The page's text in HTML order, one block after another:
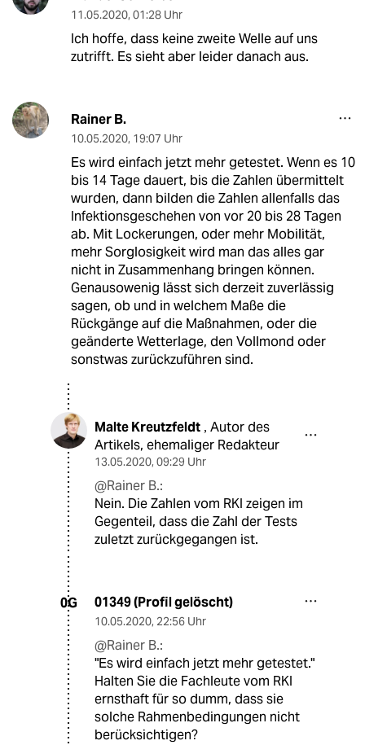
11.05.2020, 01:28 Uhr
Ich hoffe, dass keine zweite Welle auf uns
zutrifft. Es sieht aber leider danach aus.
Rainer B.
10.05.2020, 19:07 Uhr
Es wird einfach jetzt mehr getestet. Wenn es 10
bis 14 Tage dauert, bis die Zahlen übermittelt
wurden, dann bilden die Zahlen allenfalls das
Infektionsgeschehen von vor 20 bis 28 Tagen
ab. Mit Lockerungen, oder mehr Mobilität,
mehr Sorglosigkeit wird man das alles gar
nicht in Zusammenhang bringen können.
Genausowenig lässt sich derzeit zuverlässig
sagen, ob und in welchem Maße die
Rückgänge auf die Maßnahmen, oder die
geänderte Wetterlage, den Vollmond oder
sonstwas zurückzuführen sind.
Malte Kreutzfeldt , Autor des
Artikels, ehemaliger Redakteur
13.05.2020, 09:29 Uhr
@Rainer B.:
Nein. Die Zahlen vom RKI zeigen im
Gegenteil, dass die Zahl der Tests
zuletzt zurückgegangen ist.
0G 01349 (Profil gelöscht)
10.05.2020, 22:56 Uhr
@Rainer B.:
"Es wird einfach jetzt mehr getestet."
Halten Sie die Fachleute vom RKI
ernsthaft für so dumm, dass sie
solche Rahmenbedingungen nicht
berücksichtigen?